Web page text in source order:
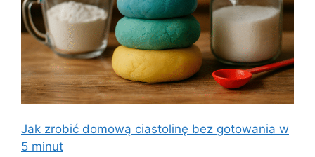
Jak zrobić domową ciastolinę bez gotowania w
5 minut